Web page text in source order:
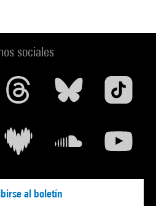
sociales
al boletín